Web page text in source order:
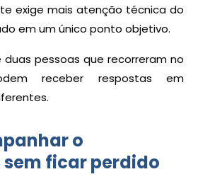
exige mais atenção técnica do
em um único ponto objetivo.
duas pessoas que recorreram no
receber respostas em
o
ficar perdido